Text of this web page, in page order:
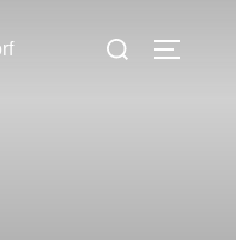
Suchen